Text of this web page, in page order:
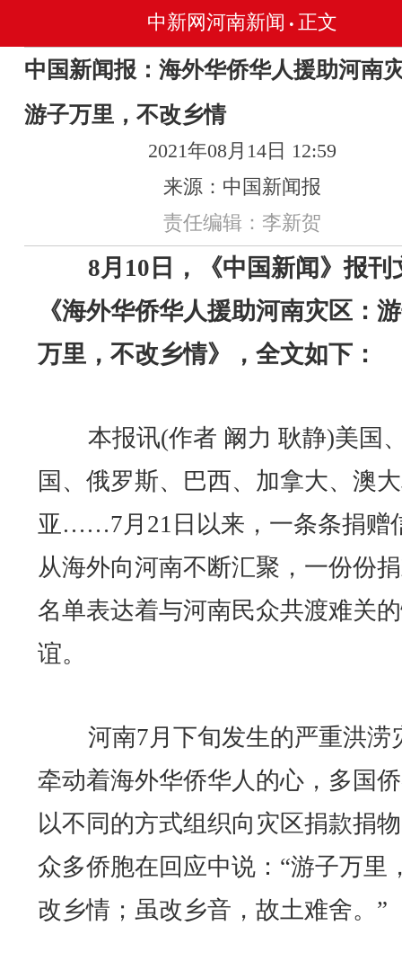
中新网河南新闻 • 正文
中国新闻报：海外华侨华人援助河南
游子万里，不改乡情
2021年08月14日 12:59
来源：中国新闻报
责任编辑：李新贺
8月10日，《中国新闻》报刊
《海外华侨华人援助河南灾区：
万里，不改乡情》，全文如下：
本报讯(作者 阚力 耿静)美国
国、俄罗斯、巴西、加拿大、澳
亚……7月21日以来，一条条捐赠
从海外向河南不断汇聚，一份份
名单表达着与河南民众共渡难关
谊。
河南7月下旬发生的严重洪涝
牵动着海外华侨华人的心，多国
以不同的方式组织向灾区捐款捐
众多侨胞在回应中说：“游子万里
改乡情；虽改乡音，故土难舍。”